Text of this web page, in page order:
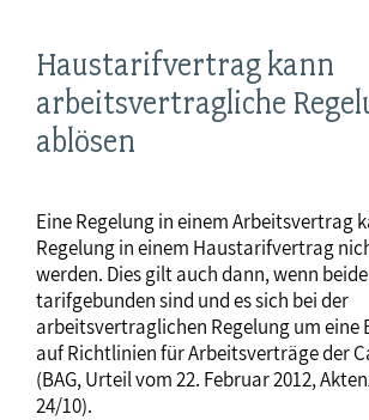
Haustarifvertrag kann
arbeitsvertragliche
ablösen
Eine Regelung in einem Arbeitsvertrag
Regelung in einem Haustarifvertrag
werden. Dies gilt auch dann, wenn
tarifgebunden sind und es sich bei der
arbeitsvertraglichen Regelung um eine
auf Richtlinien für Arbeitsverträge der
(BAG, Urteil vom 22. Februar 2012,
24/10).